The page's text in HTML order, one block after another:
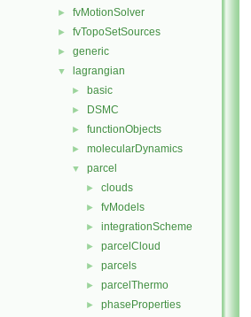
► fvMotionSolver
► fvTopoSetSources
► generic
▼ lagrangian
► basic
► DSMC
► functionObjects
► molecularDynamics
▼ parcel
► clouds
► fvModels
► integrationScheme
► parcelCloud
► parcels
► parcelThermo
► phaseProperties